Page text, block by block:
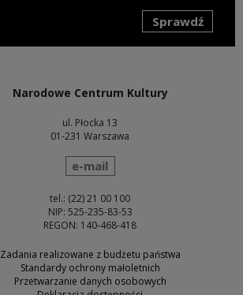
Sprawdź
Narodowe Centrum Kultury
ul. Płocka 13
01-231 Warszawa
wyślij wiadomość
e-mail
tel.: (22) 21 00 100
NIP: 525-235-83-53
REGON: 140-468-418
Zadania realizowane z budżetu państwa
Standardy ochrony małoletnich
Przetwarzanie danych osobowych